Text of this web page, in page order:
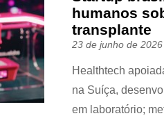
humanos
transplante
23 de junho de 2026
Healthtech
na Suíça,
em laboratório;